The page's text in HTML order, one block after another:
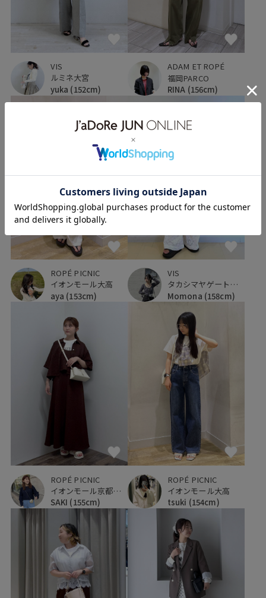
VIS
ルミネ大宮
yuka (152cm)
ADAM ET ROPÉ
福岡PARCO
RINA (156cm)
ROPÉ PICNIC
イオンモール大高
aya (153cm)
VIS
タカシマヤゲートタワーモール
Momona (158cm)
ROPÉ PICNIC
イオンモール京都桂川
SAKI (155cm)
ROPÉ PICNIC
イオンモール大高
tsuki (154cm)